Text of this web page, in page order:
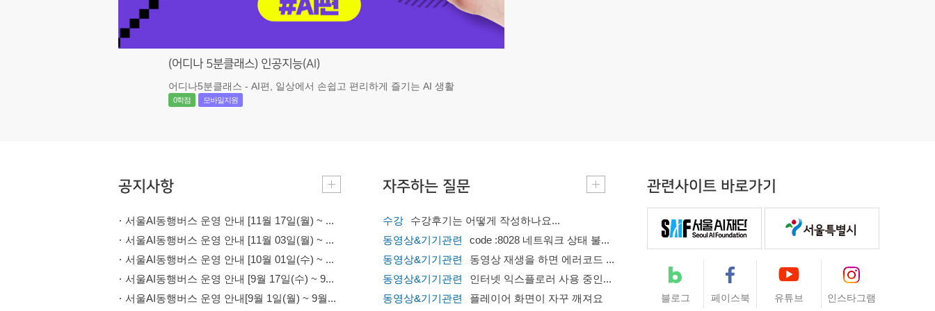
(어디나 5분클래스) 인공지능(AI)
어디나5분클래스 - AI편, 일상에서 손쉽고 편리하게 즐기는 AI 생활
0학점 모바일지원
공지사항
서울AI동행버스 운영 안내 [11월 17일(월) ~ ...
서울AI동행버스 운영 안내 [11월 03일(월) ~ ...
서울AI동행버스 운영 안내 [10월 01일(수) ~ ...
서울AI동행버스 운영 안내 [9월 17일(수) ~ 9...
서울AI동행버스 운영 안내[9월 1일(월) ~ 9월...
자주하는 질문
수강
수강후기는 어떻게 작성하나요...
동영상&기기관련
code :8028 네트워크 상태 불...
동영상&기기관련
동영상 재생을 하면 에러코드 ...
동영상&기기관련
인터넷 익스플로러 사용 중인...
동영상&기기관련
플레이어 화면이 자꾸 깨져요
관련사이트 바로가기
블로그 페이스북 유튜브 인스타그램